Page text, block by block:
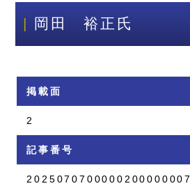
岡田 裕正氏
掲載面
2
記事番号
2025070700000200000007